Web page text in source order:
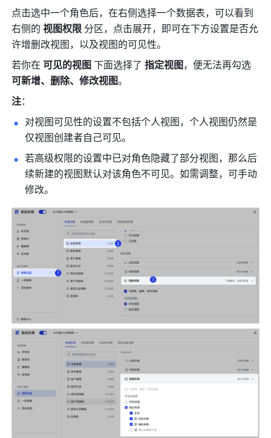
点击选中一个角色后，在右侧选择一个数据表，可以看到
右侧的 视图权限 分区，点击展开，即可在下方设置是否允
许增删改视图，以及视图的可见性。
若你在 可见的视图 下面选择了 指定视图
可新增、删除、修改视图。
注：
对视图可见性的设置不包括个人视图，个人视图仍然是
仅视图创建者自己可见。
若高级权限的设置中已对角色隐藏了部分视图，那么后
续新建的视图默认对该角色不可见。如需调整，可手动
修改。